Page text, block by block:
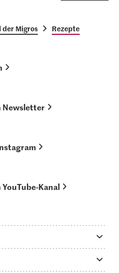
der Migros Rezepte
Newsletter
Kanal